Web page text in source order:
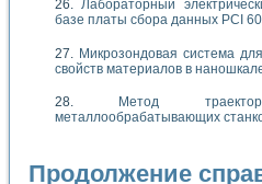
Лабораторный
базе платы сбора данных PCI
Микрозондовая система
свойств материалов в
Метод
металлообрабатывающих
Продолжение